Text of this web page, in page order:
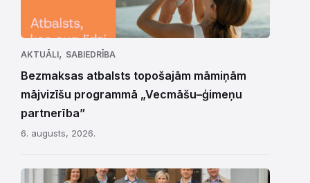
AKTUĀLI, SABIEDRĪBA
Bezmaksas atbalsts topošajām māmiņām
mājvizīšu programmā „Vecmāšu–ģimeņu
partnerība”
6. augusts, 2026.